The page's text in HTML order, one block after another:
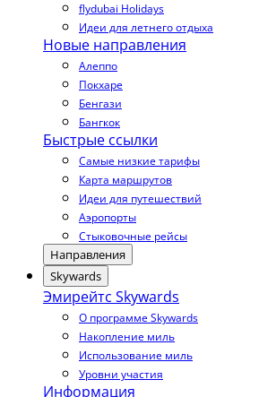
flydubai Holidays
Идеи для летнего отдыха
Новые направления
Алеппо
Покхаре
Бенгази
Бангкок
Быстрые ссылки
Самые низкие тарифы
Карта маршрутов
Идеи для путешествий
Аэропорты
Стыковочные рейсы
Направления
Skywards
Эмирейтс Skywards
О программе Skywards
Накопление миль
Использование миль
Уровни участия
Информация